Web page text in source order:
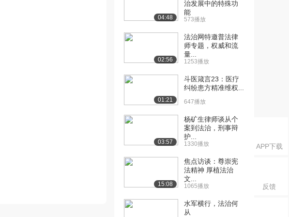
APP下载
反馈
04:48
治发展中的特殊功
能
573播放
02:56
法治网特邀普法律
师专题，权威和流
量...
1253播放
01:21
斗医箴言23：医疗
纠纷患方精准维权...
647播放
03:57
杨矿生律师谈从个
案到法治，刑事辩
护...
1330播放
15:08
焦点访谈：尊崇宪
法精神 厚植法治
文...
1065播放
水军横行，法治何
从